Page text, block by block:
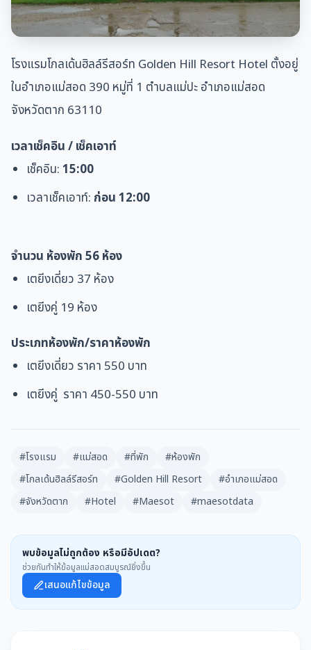
โรงแรมโกลเด้นฮิลล์รีสอร์ท Golden Hill Resort Hotel ตั้งอยู่
ในอำเภอแม่สอด 390 หมู่ที่ 1 ตำบลแม่ปะ อำเภอแม่สอด
จังหวัดตาก 63110
เวลาเช็คอิน / เช็คเอาท์
เช็คอิน:15:00
เวลาเช็คเอาท์: ก่อน 12:00
จำนวน ห้องพัก 56ห้อง
เตยีงเดี่ยว 37 ห้อง
เตยีงคู่ 19 ห้อง
ประเภทห้องพัก/ราคาห้องพัก
เตยีงเดี่ยว ราคา 550 บาท
เตยีงคู่ ราคา 450-550 บาท
#โรงแรม #แม่สอด #ที่พัก
#ห้องพัก
#โกลเด้นฮิลล์รีสอร์ท
#Golden Hill Resort
#อำเภอแม่สอด
#จังหวัดตาก
#Hotel #Maesot #maesotdata
พบข้อมูลไม่ถูกต้อง หรือมีอัปเดต?
ช่วยกันทำให้ข้อมูลแม่สอดสมบูรณ์ยิ่งขึ้น
เสนอแก้ไขข้อมูล